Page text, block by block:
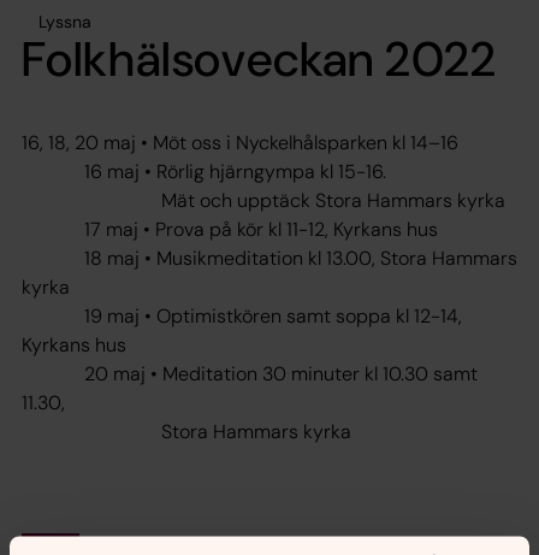
Lyssna
Folkhälsoveckan 2022
16, 18, 20 maj • Möt oss i Nyckelhålsparken kl 14–16
16 maj • Rörlig hjärngympa kl 15-16.
Mät och upptäck Stora Hammars kyrka
17 maj • Prova på kör kl 11-12, Kyrkans hus
18 maj • Musikmeditation kl 13.00, Stora Hammars
kyrka
19 maj • Optimistkören samt soppa kl 12-14,
Kyrkans hus
20 maj • Meditation 30 minuter kl 10.30 samt
11.30,
Stora Hammars kyrka